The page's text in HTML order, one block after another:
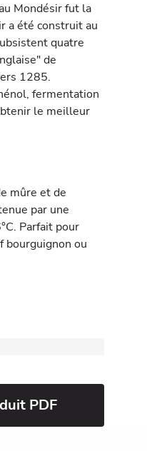
Mondésir fut la
a été construit au
quatre
de
1285.
fermentation
le meilleur
mûre et de
par une
Parfait pour
bourguignon ou
PDF